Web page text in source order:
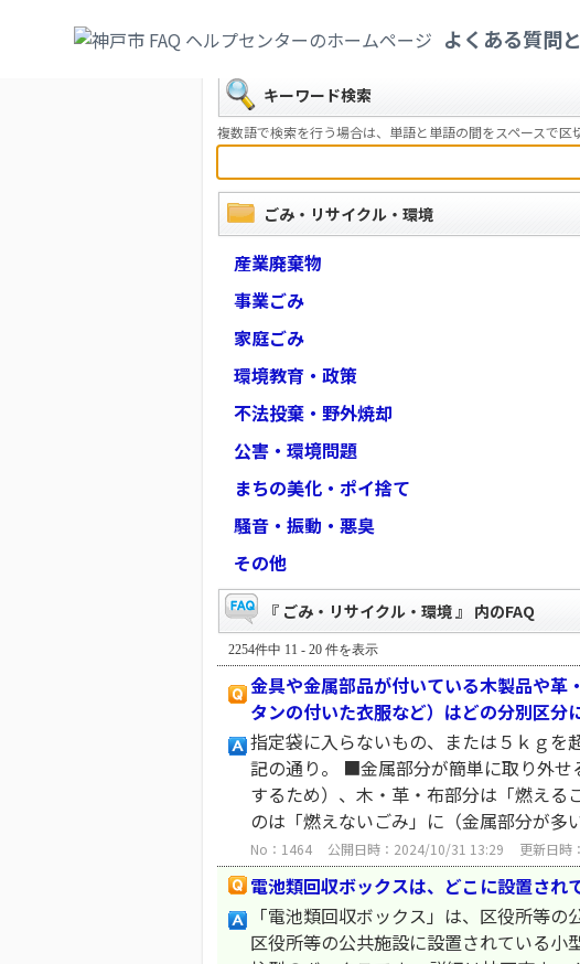
よくある質問
戻る
キーワード検索
複数語で検索を行う場合は、単語と単語の間をスペースで区
ごみ・リサイクル・環境
産業廃棄物
事業ごみ
家庭ごみ
環境教育・政策
不法投棄・野外焼却
公害・環境問題
まちの美化・ポイ捨て
騒音・振動・悪臭
その他
『 ごみ・リサイクル・環境 』 内のFAQ
2254件中 11 - 20 件を表示
金具や金属部品が付いている木製品や革
タンの付いた衣服など）はどの分別区分
指定袋に入らないもの、または５ｋｇを
記の通り。 ■金属部分が簡単に取り外せ
するため）、木・革・布部分は「燃え
のは「燃えないごみ」に（金属部分が多
No：1464 公開日時：2024/10/31 13:29 更新日時
電池類回収ボックスは、どこに設置さ
「電池類回収ボックス」は、区役所等
区役所等の公共施設に設置されている小